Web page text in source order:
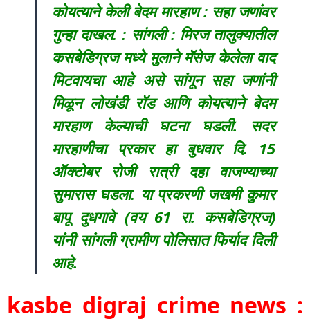
कोयत्याने केली बेदम मारहाण : सहा जणांवर
गुन्हा दाखल. : सांगली : मिरज तालुक्यातील
कसबेडिग्रज मध्ये मुलाने मॅसेज केलेला वाद
मिटवायचा आहे असे सांगून सहा जणांनी
मिळून लोखंडी रॉड आणि कोयत्याने बेदम
मारहाण केल्याची घटना घडली. सदर
मारहाणीचा प्रकार हा बुधवार दि. 15
ऑक्टोबर रोजी रात्री दहा वाजण्याच्या
सुमारास घडला. या प्रकरणी जखमी कुमार
बापू दुधगावे (वय 61 रा. कसबेडिग्रज)
यांनी सांगली ग्रामीण पोलिसात फिर्याद दिली
आहे.
kasbe digraj crime news :